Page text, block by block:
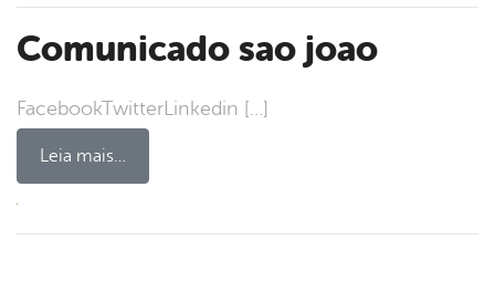
comunicado sao joao
FacebookTwitterLinkedin […]
Leia mais…